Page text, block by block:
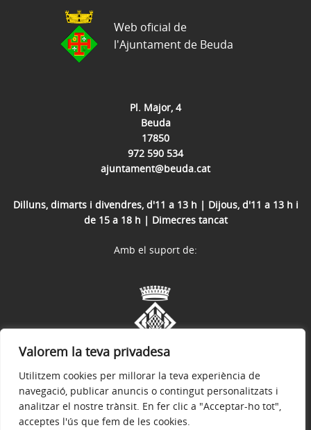
Valorem la teva privadesa
Utilitzem cookies per millorar la teva experiència de
navegació, publicar anuncis o contingut personalitzats i
analitzar el nostre trànsit. En fer clic a "Acceptar-ho tot",
acceptes l'ús que fem de les cookies.
Pl. Major, 4
Beuda
17850
972 590 534
ajuntament@beuda.cat
Dilluns, dimarts i divendres, d'11 a 13 h | Dijous, d'11 a 13 h i
de 15 a 18 h | Dimecres tancat
Web oficial de
l'Ajuntament de Beuda
Avís legal Política de privacitat
Amb el suport de: